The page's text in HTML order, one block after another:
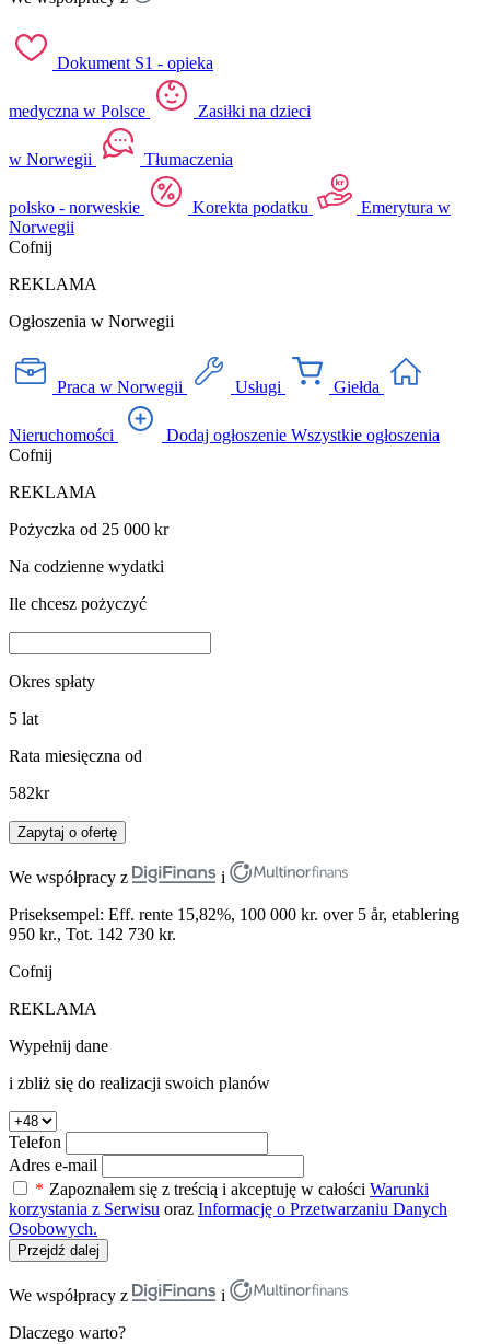
Dokument S1 - opieka
medyczna w Polsce Zasiłki na dzieci
w Norwegii Tłumaczenia
polsko - norweskie Korekta podatku
Emerytura w
Norwegii
Cofnij
REKLAMA
Ogłoszenia w Norwegii
Praca w Norwegii Usługi Giełda
Nieruchomości Dodaj ogłoszenie Wszystkie ogłoszenia
Cofnij
REKLAMA
Pożyczka od 25 000 kr
Na codzienne wydatki
Ile chcesz pożyczyć
Okres spłaty
5 lat
Rata miesięczna od
582kr
Zapytaj o ofertę
We współpracy z
i
Priseksempel: Eff. rente 15,82%, 100 000 kr. over 5 år, etablering
950 kr., Tot. 142 730 kr.
Cofnij
REKLAMA
Wypełnij dane
i zbliż się do realizacji swoich planów
Telefon
Adres e-mail
* Zapoznałem się z treścią i akceptuję w całości Warunki
korzystania z Serwisu oraz Informację o Przetwarzaniu Danych
Osobowych.
Przejdź dalej
We współpracy z
i
Dlaczego warto?